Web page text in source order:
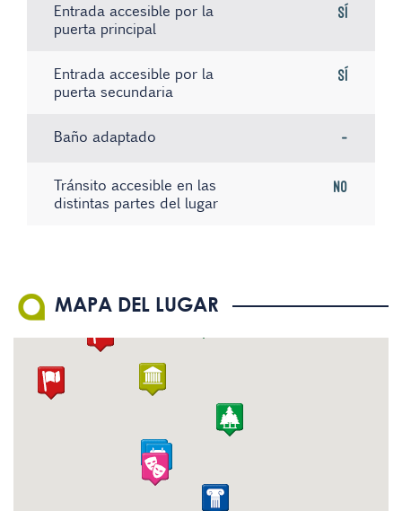
Entrada accesible por la
puerta principal
Sí
Entrada accesible por la
puerta secundaria
Sí
Baño adaptado -
Tránsito accesible en las
distintas partes del lugar
No
El personal conoce la
Lengua de Signos Española
MAPA DEL LUGAR